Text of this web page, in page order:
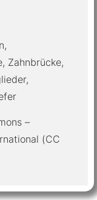
Zahnbrücke,
–
(CC